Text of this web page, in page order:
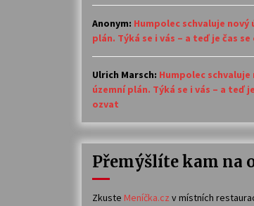
Anonym: Humpolec schvaluje nový
plán. Týká se i vás – a teď je čas
Ulrich Marsch: Humpolec schvaluje
územní plán. Týká se i vás – a teď
ozvat
Přemýšlíte kam na
Zkuste Meníčka.cz v místních